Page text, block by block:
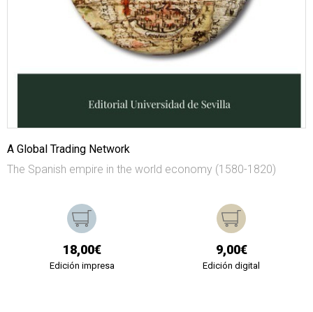
A Global Trading Network
The Spanish empire in the world economy (1580-1820)
18,00€
Edición impresa
9,00€
Edición digital